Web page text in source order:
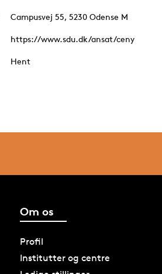
Campusvej 55, 5230 Odense M
https://www.sdu.dk/ansat/ceny
Hent
Om os
Profil
Institutter og centre